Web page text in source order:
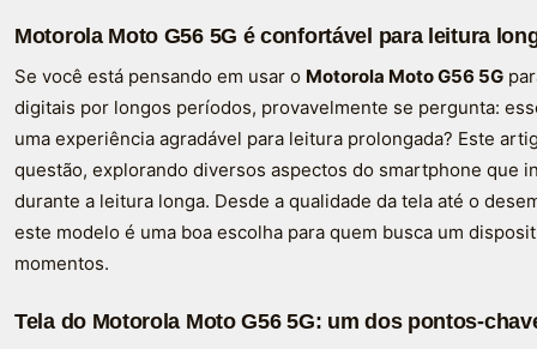
Motorola Moto G56 5G é confortável para leitura
Se você está pensando em usar o Motorola Moto G56 5G
digitais por longos períodos, provavelmente se pergunta:
uma experiência agradável para leitura prolongada? Este
questão, explorando diversos aspectos do smartphone que
durante a leitura longa. Desde a qualidade da tela até o
este modelo é uma boa escolha para quem busca um
momentos.
Tela do Motorola Moto G56 5G: um dos pontos-